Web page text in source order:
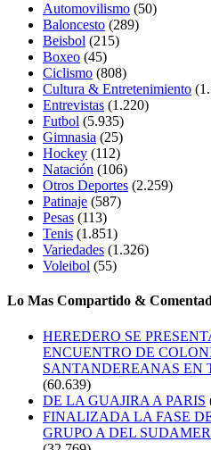
Automovilismo (50)
Baloncesto (289)
Beisbol (215)
Boxeo (45)
Ciclismo (808)
Cultura & Entretenimiento
Entrevistas (1.220)
Futbol (5.935)
Gimnasia (25)
Hockey (112)
Natación (106)
Otros Deportes (2.259)
Patinaje (587)
Pesas (113)
Tenis (1.851)
Variedades (1.326)
Voleibol (55)
Lo Mas Compartido &
HEREDERO SE
ENCUENTRO DE
SANTANDEREANAS EN
(60.639)
DE LA GUAJIRA A PARIS
FINALIZADA LA FASE
GRUPO A DEL